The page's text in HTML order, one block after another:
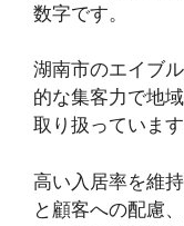
数字です。
湖南市のエイブ
的な集客力で地
取り扱っています
高い入居率を維
と顧客への配慮